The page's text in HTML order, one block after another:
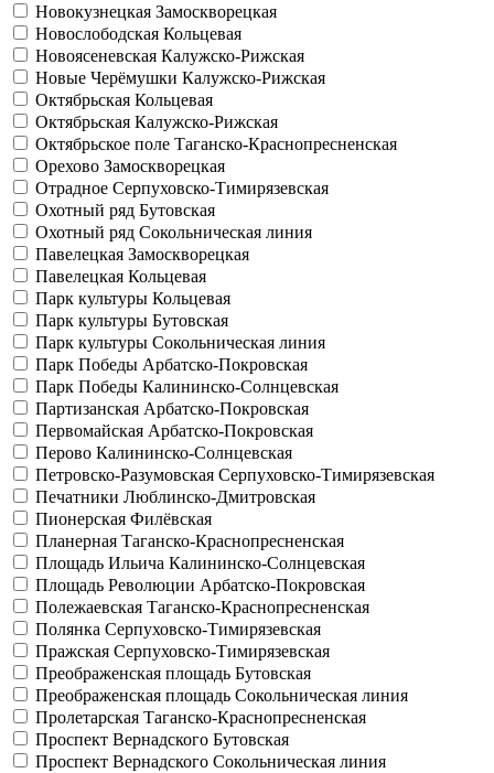
Новокузнецкая Замоскворецкая
Новослободская Кольцевая
Новоясеневская Калужско-Рижская
Новые Черёмушки Калужско-Рижская
Октябрьская Кольцевая
Октябрьская Калужско-Рижская
Октябрьское поле Таганско-Краснопресненская
Орехово Замоскворецкая
Отрадное Серпуховско-Тимирязевская
Охотный ряд Бутовская
Охотный ряд Сокольническая линия
Павелецкая Замоскворецкая
Павелецкая Кольцевая
Парк культуры Кольцевая
Парк культуры Бутовская
Парк культуры Сокольническая линия
Парк Победы Арбатско-Покровская
Парк Победы Калининско-Солнцевская
Партизанская Арбатско-Покровская
Первомайская Арбатско-Покровская
Перово Калининско-Солнцевская
Петровско-Разумовская Серпуховско-Тимирязевская
Печатники Люблинско-Дмитровская
Пионерская Филёвская
Планерная Таганско-Краснопресненская
Площадь Ильича Калининско-Солнцевская
Площадь Революции Арбатско-Покровская
Полежаевская Таганско-Краснопресненская
Полянка Серпуховско-Тимирязевская
Пражская Серпуховско-Тимирязевская
Преображенская площадь Бутовская
Преображенская площадь Сокольническая линия
Пролетарская Таганско-Краснопресненская
Проспект Вернадского Бутовская
Проспект Вернадского Сокольническая линия